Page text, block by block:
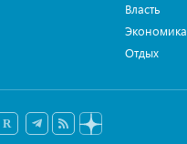
Власть
Экономика
Отдых